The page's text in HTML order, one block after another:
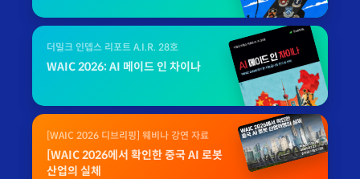
더밀크 인뎁스 리포트 A.I.R. 28호
WAIC 2026: AI 메이드 인 차이나
[WAIC 2026 디브리핑] 웨비나 강연 자료
[WAIC 2026에서 확인한 중국 AI 로봇
산업의 실체